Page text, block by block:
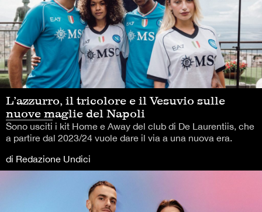
L’azzurro, il tricolore e il Vesuvio sulle
nuove maglie del Napoli
Sono usciti i kit Home e Away del club di De Laurentiis, che
a partire dal 2023/24 vuole dare il via a una nuova era.
di Redazione Undici